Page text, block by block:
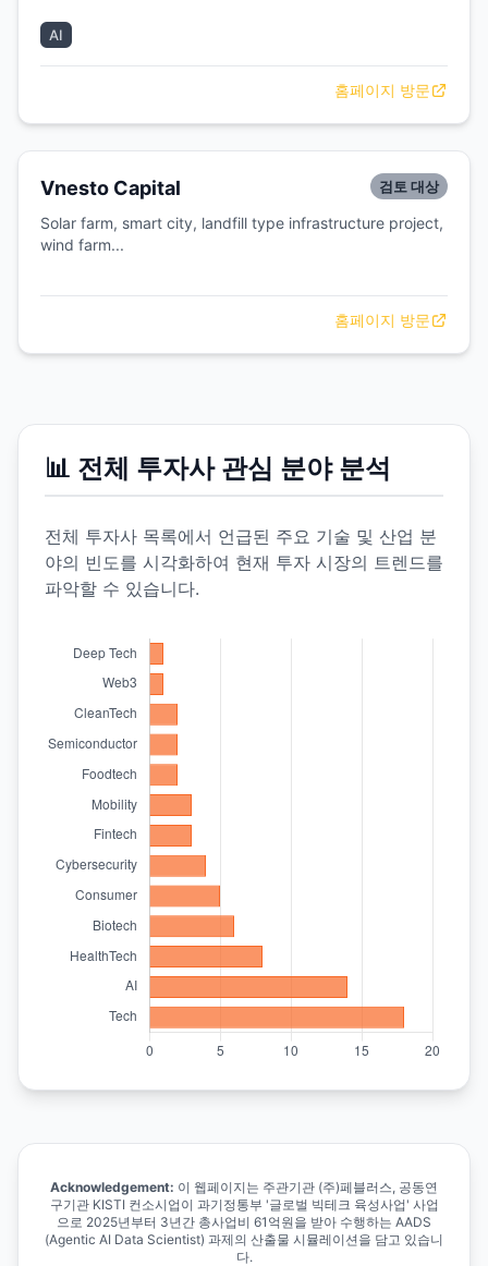
AI
홈페이지 방문
Vnesto Capital 검토 대상
Solar farm, smart city, landfill type infrastructure project,
wind farm...
홈페이지 방문
📊 전체 투자사 관심 분야 분석
전체 투자사 목록에서 언급된 주요 기술 및 산업 분
야의 빈도를 시각화하여 현재 투자 시장의 트렌드를
파악할 수 있습니다.
Acknowledgement: 이 웹페이지는 주관기관 (주)페블러스, 공동연
구기관 KISTI 컨소시업이 과기정통부 '글로벌 빅테크 육성사업' 사업
으로 2025년부터 3년간 총사업비 61억원을 받아 수행하는 AADS
(Agentic AI Data Scientist) 과제의 산출물 시뮬레이션을 담고 있습니
다.